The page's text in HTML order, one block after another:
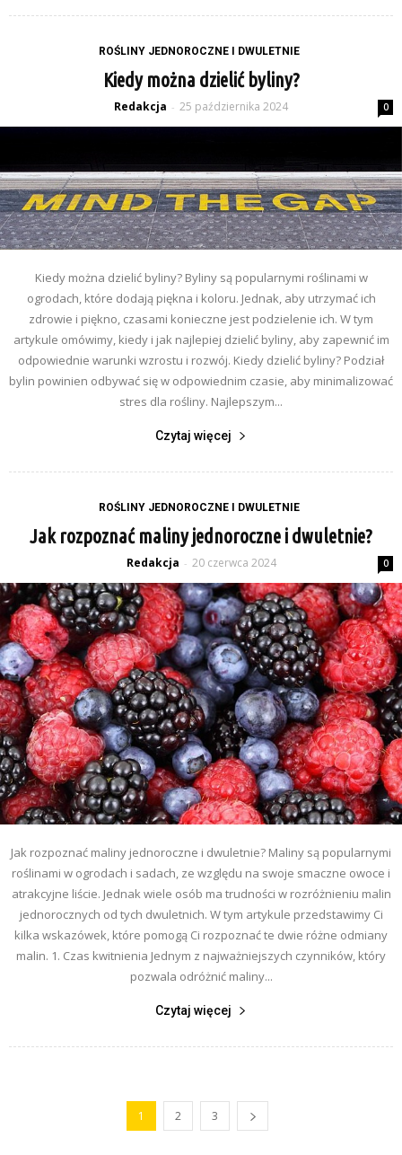
ROŚLINY JEDNOROCZNE I DWULETNIE
Kiedy można dzielić byliny?
Redakcja - 25 października 2024 0
Kiedy można dzielić byliny? Byliny są popularnymi roślinami w
ogrodach, które dodają piękna i koloru. Jednak, aby utrzymać ich
zdrowie i piękno, czasami konieczne jest podzielenie ich. W tym
artykule omówimy, kiedy i jak najlepiej dzielić byliny, aby zapewnić im
odpowiednie warunki wzrostu i rozwój. Kiedy dzielić byliny? Podział
bylin powinien odbywać się w odpowiednim czasie, aby minimalizować
stres dla rośliny. Najlepszym...
Czytaj więcej
ROŚLINY JEDNOROCZNE I DWULETNIE
Jak rozpoznać maliny jednoroczne i dwuletnie?
Redakcja - 20 czerwca 2024 0
Jak rozpoznać maliny jednoroczne i dwuletnie? Maliny są popularnymi
roślinami w ogrodach i sadach, ze względu na swoje smaczne owoce i
atrakcyjne liście. Jednak wiele osób ma trudności w rozróżnieniu malin
jednorocznych od tych dwuletnich. W tym artykule przedstawimy Ci
kilka wskazówek, które pomogą Ci rozpoznać te dwie różne odmiany
malin. 1. Czas kwitnienia Jednym z najważniejszych czynników, który
pozwala odróżnić maliny...
Czytaj więcej
1 2 3